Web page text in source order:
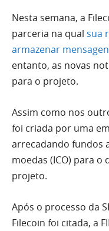
Nesta semana, a
parceria na qual sua
armazenar
entanto, as novas
para o projeto.
Assim como nos
foi criada por uma
arrecadando fundos
moedas (ICO) para
projeto.
Após o processo da
Filecoin foi citada, a